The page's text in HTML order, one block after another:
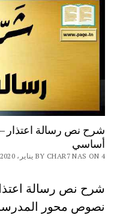
شرح نص رسالة اعتذار
أساسي
BY CHAR7 NAS ON 4 يناير، 2020